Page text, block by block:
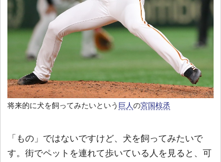
将来的に犬を飼ってみたいという 巨人の宮国椋丞
「もの」ではないですけど、犬を飼ってみたいで
す。街でペットを連れて歩いている人を見ると、可